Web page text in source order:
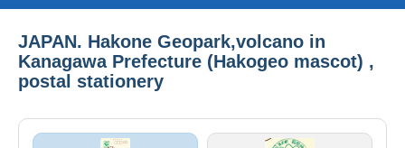
JAPAN. Hakone Geopark,volcano in
Kanagawa Prefecture (Hakogeo mascot) ,
postal stationery